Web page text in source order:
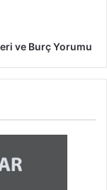
ve Burç Yorumu